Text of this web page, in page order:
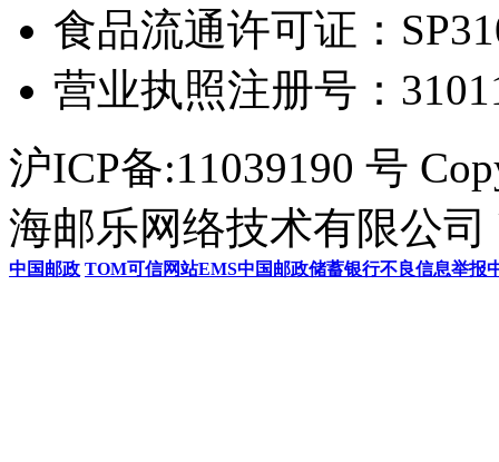
食品流通许可证：
营业执照注册号：
沪ICP备:11039190 号
海邮乐网络技术有限公司
中国邮政 TOM可信网站EMS中国邮政储蓄银行不良信息举报